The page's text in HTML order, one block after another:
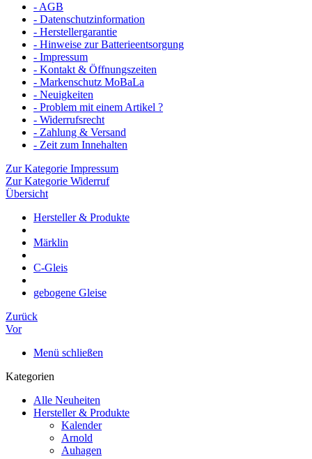
- AGB
- Datenschutzinformation
- Herstellergarantie
- Hinweise zur Batterieentsorgung
- Impressum
- Kontakt & Öffnungszeiten
- Markenschutz MoBaLa
- Neuigkeiten
- Problem mit einem Artikel ?
- Widerrufsrecht
- Zahlung & Versand
- Zeit zum Innehalten
Zur Kategorie Impressum
Zur Kategorie Widerruf
Übersicht
Hersteller & Produkte
Märklin
C-Gleis
gebogene Gleise
Zurück
Vor
Menü schließen
Kategorien
Alle Neuheiten
Hersteller & Produkte
Kalender
Arnold
Auhagen